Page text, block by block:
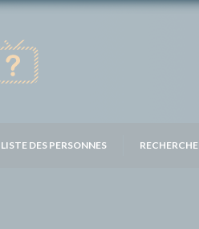
LISTE DES PERSONNES